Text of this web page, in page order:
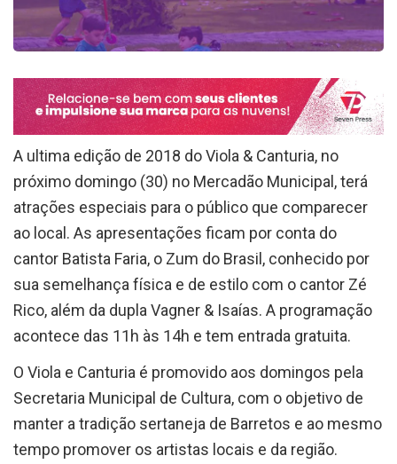
A ultima edição de 2018 do Viola & Canturia, no
próximo domingo (30) no Mercadão Municipal, terá
atrações especiais para o público que comparecer
ao local. As apresentações ficam por conta do
cantor Batista Faria, o Zum do Brasil, conhecido por
sua semelhança física e de estilo com o cantor Zé
Rico, além da dupla Vagner & Isaías. A programação
acontece das 11h às 14h e tem entrada gratuita.
O Viola e Canturia é promovido aos domingos pela
Secretaria Municipal de Cultura, com o objetivo de
manter a tradição sertaneja de Barretos e ao mesmo
tempo promover os artistas locais e da região.